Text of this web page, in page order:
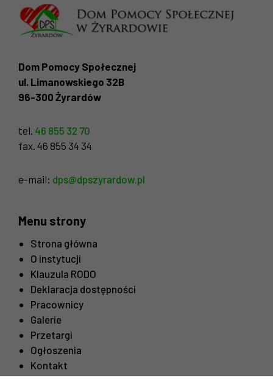
Dom Pomocy Społecznej
ul. Limanowskiego 32B
96-300 Żyrardów
tel. 46 855 32 70
fax. 46 855 34 34
e-mail: dps@dpszyrardow.pl
Menu strony
Strona główna
O instytucji
Klauzula RODO
Deklaracja dostępności
Pracownicy
Galerie
Przetargi
Ogłoszenia
Kontakt